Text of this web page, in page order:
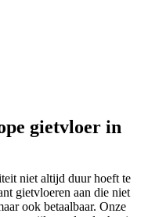
gietvloer in
niet altijd duur hoeft te
gietvloeren aan die niet
ook betaalbaar. Onze